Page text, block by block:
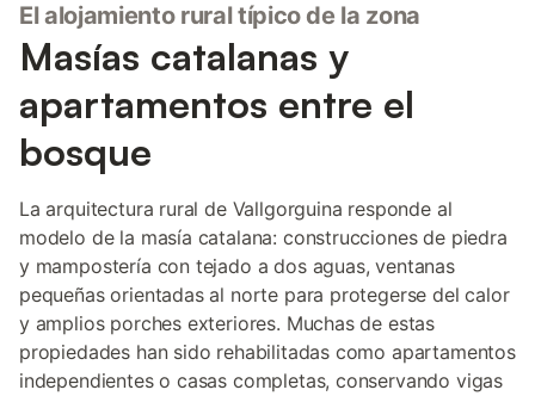
El alojamiento rural típico de la zona
Masías catalanas y
apartamentos entre el
bosque
La arquitectura rural de Vallgorguina responde al
modelo de la masía catalana: construcciones de piedra
y mampostería con tejado a dos aguas, ventanas
pequeñas orientadas al norte para protegerse del calor
y amplios porches exteriores. Muchas de estas
propiedades han sido rehabilitadas como apartamentos
independientes o casas completas, conservando vigas